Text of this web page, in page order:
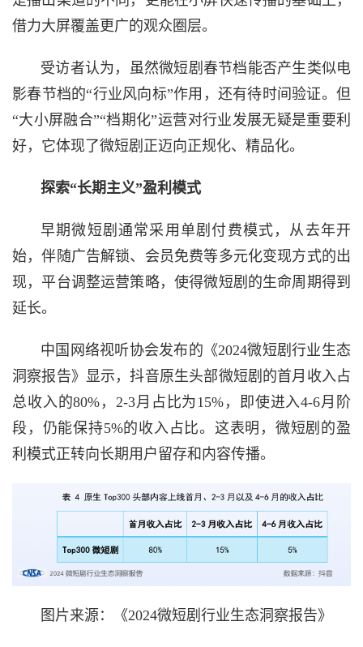
借力大屏覆盖更广的观众圈层。
受访者认为，虽然微短剧春节档能否产生类似电
影春节档的“行业风向标”作用，还有待时间验证。但
“大小屏融合”“档期化”运营对行业发展无疑是重要利
好，它体现了微短剧正迈向正规化、精品化。
探索“长期主义”盈利模式
早期微短剧通常采用单剧付费模式，从去年开
始，伴随广告解锁、会员免费等多元化变现方式的出
现，平台调整运营策略，使得微短剧的生命周期得到
延长。
中国网络视听协会发布的《2024微短剧行业生态
洞察报告》显示，抖音原生头部微短剧的首月收入占
总收入的80%，2-3月占比为15%，即使进入4-6月阶
段，仍能保持5%的收入占比。这表明，微短剧的盈
利模式正转向长期用户留存和内容传播。
图片来源：《2024微短剧行业生态洞察报告》